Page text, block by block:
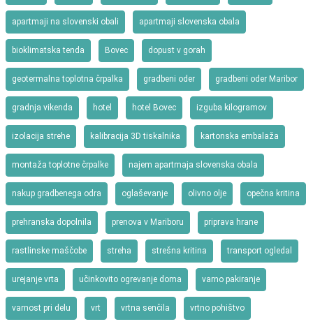
apartmaji na slovenski obali apartmaji slovenska obala
bioklimatska tenda Bovec dopust v gorah
geotermalna toplotna črpalka gradbeni oder gradbeni oder Maribor
gradnja vikenda hotel hotel Bovec izguba kilogramov
izolacija strehe kalibracija 3D tiskalnika kartonska embalaža
montaža toplotne črpalke najem apartmaja slovenska obala
nakup gradbenega odra oglaševanje olivno olje opečna kritina
prehranska dopolnila prenova v Mariboru priprava hrane
rastlinske maščobe streha strešna kritina transport ogledal
urejanje vrta učinkovito ogrevanje doma varno pakiranje
varnost pri delu vrt vrtna senčila vrtno pohištvo